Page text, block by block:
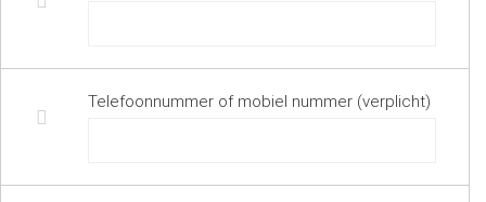
Telefoonnummer of mobiel nummer (verplicht)